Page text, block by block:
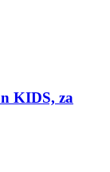
KIDS, za